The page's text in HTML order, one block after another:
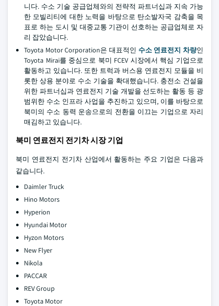
니다. 수소 기술 공급업체와의 전략적 파트너십과 지속 가능
한 모빌리티에 대한 노력을 바탕으로 탄소발자국 감축을 목
표로 하는 도시 및 대중교통 기관이 선호하는 공급업체로 자
리 잡았습니다.
Toyota Motor Corporation은 대표적인 수소 연료전지 차량인
Toyota Mirai를 중심으로 북미 FCEV 시장에서 핵심 기업으로
활동하고 있습니다. 또한 트럭과 버스용 연료전지 모듈을 비
롯한 상용 분야로 수소 기술을 확대했습니다. 충전소 건설을
위한 파트너십과 연료전지 기술 개발을 선도하는 활동 등 광
범위한 수소 인프라 사업을 추진하고 있으며, 이를 바탕으로
북미의 수소 동력 운송으로의 전환을 이끄는 기업으로 자리
매김하고 있습니다.
북미 연료전지 전기차 시장 기업
북미 연료전지 전기차 산업에서 활동하는 주요 기업은 다음과
같습니다.
Daimler Truck
Hino Motors
Hyperion
Hyundai Motor
Hyzon Motors
New Flyer
Nikola
PACCAR
REV Group
Toyota Motor